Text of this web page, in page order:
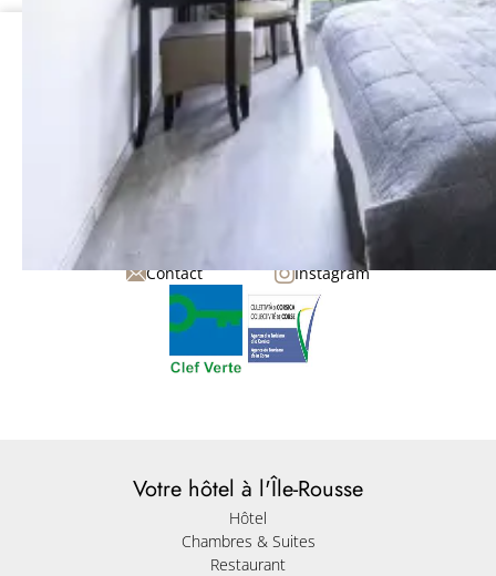
Best Western Premier Hôtel Santa Maria
Avenue David Dary
20220 L'Île-Rousse
Contact
Facebook
Instagram
Votre hôtel à l'Île-Rousse
Hôtel
Chambres & Suites
Restaurant